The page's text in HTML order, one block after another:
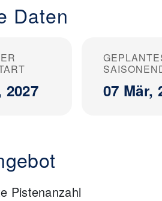
Daten
2027 07 Mär,
Pistenanzahl